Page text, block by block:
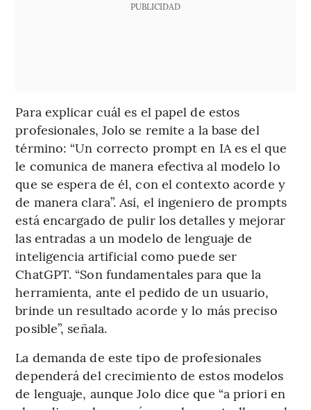
PUBLICIDAD
Para explicar cuál es el papel de estos
profesionales, Jolo se remite a la base del
término: “Un correcto prompt en IA es el que
le comunica de manera efectiva al modelo lo
que se espera de él, con el contexto acorde y
de manera clara”. Así, el ingeniero de prompts
está encargado de pulir los detalles y mejorar
las entradas a un modelo de lenguaje de
inteligencia artificial como puede ser
ChatGPT. “Son fundamentales para que la
herramienta, ante el pedido de un usuario,
brinde un resultado acorde y lo más preciso
posible”, señala.
La demanda de este tipo de profesionales
dependerá del crecimiento de estos modelos
de lenguaje, aunque Jolo dice que “a priori en